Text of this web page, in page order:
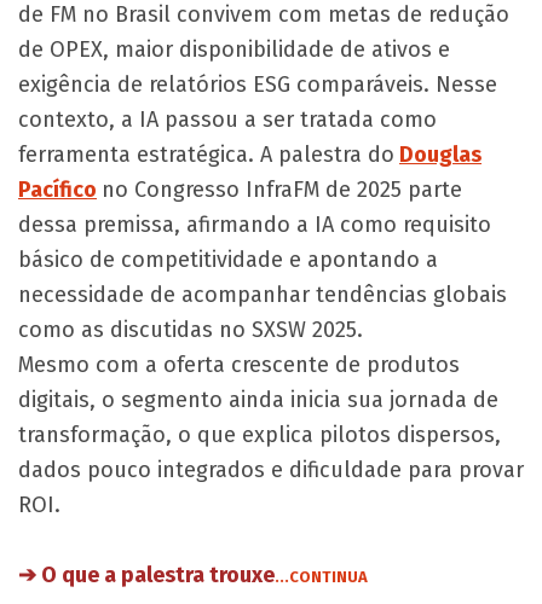
de FM no Brasil convivem com metas de redução
de OPEX, maior disponibilidade de ativos e
exigência de relatórios ESG comparáveis. Nesse
contexto, a IA passou a ser tratada como
ferramenta estratégica. A palestra do Douglas
Pacífico no Congresso InfraFM de 2025 parte
dessa premissa, afirmando a IA como requisito
básico de competitividade e apontando a
necessidade de acompanhar tendências globais
como as discutidas no SXSW 2025.
Mesmo com a oferta crescente de produtos
digitais, o segmento ainda inicia sua jornada de
transformação, o que explica pilotos dispersos,
dados pouco integrados e dificuldade para provar
ROI.
➔ O que a palestra trouxe...CONTINUA